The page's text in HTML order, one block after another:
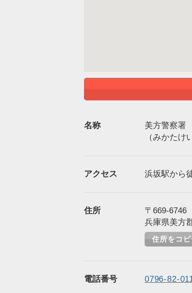
名称
美方警察署
（みかたけ
アクセス 浜坂駅から
住所
〒669-6746
兵庫県美方
住所をコ
電話番号 0796-82-